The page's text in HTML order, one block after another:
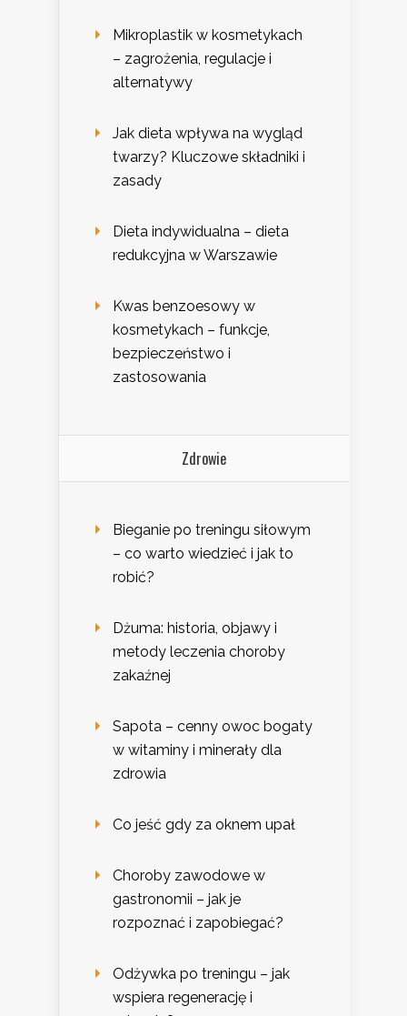
Mikroplastik w kosmetykach
– zagrożenia, regulacje i
alternatywy
Jak dieta wpływa na wygląd
twarzy? Kluczowe składniki i
zasady
Dieta indywidualna – dieta
redukcyjna w Warszawie
Kwas benzoesowy w
kosmetykach – funkcje,
bezpieczeństwo i
zastosowania
Zdrowie
Bieganie po treningu siłowym
– co warto wiedzieć i jak to
robić?
Dżuma: historia, objawy i
metody leczenia choroby
zakaźnej
Sapota – cenny owoc bogaty
w witaminy i minerały dla
zdrowia
Co jeść gdy za oknem upał
Choroby zawodowe w
gastronomii – jak je
rozpoznać i zapobiegać?
Odżywka po treningu – jak
wspiera regenerację i